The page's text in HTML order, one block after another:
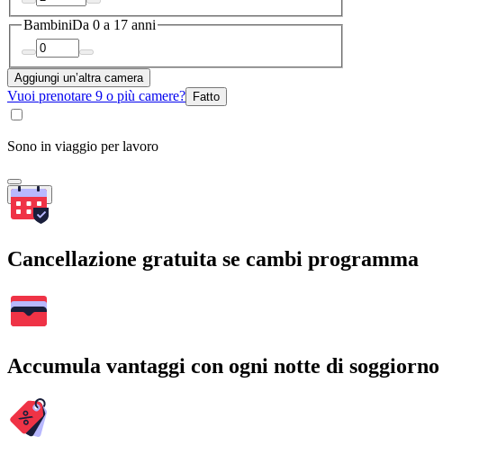
BambiniDa 0 a 17 anni
Aggiungi un’altra camera
Vuoi prenotare 9 o più camere? Fatto
Sono in viaggio per lavoro
Cerca
Cancellazione gratuita se cambi programma
Accumula vantaggi con ogni notte di soggiorno